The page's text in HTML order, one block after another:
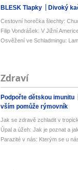
BLESK Tlapky Divoký
Cestovní horečka šlechty:
Filip Vondrášek: V Jižní
Osvěžení ve Schladmingu:
Zdraví
Podpořte dětskou imunitu
vším pomůže rýmovník
Jak se zdravě zchladit v
Úpal a úžeh: Jak je poznat a
Parazité v nás: Kterým se u